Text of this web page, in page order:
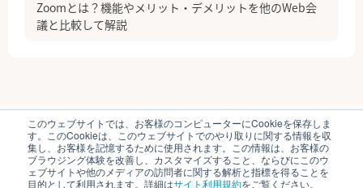
このウェブサイトでは、お客様のコンピューターにCookieを保存しま
す。このCookieは、このウェブサイトでのやり取りに関する情報を収
集し、お客様を記憶するために使用されます。この情報は、お客様の
ブラウジング体験を改善し、カスタマイズすること、ならびにこのウ
ェブサイトや他のメディアの訪問者に関する解析と指標を得ることを
目的として利用されます。詳細はサイト利用規約をご覧ください。
Zoomとは？機能やメリット・デメリットを他のWeb会
議と比較して解説
ブイキューブのはたらく研究部とは 運営会社
個人情報保護方針 各種お問い合わせ
© V-cube, Inc. All Rights Reserved.